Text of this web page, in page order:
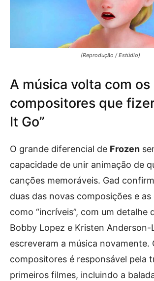
(Reprodução / Estúdio)
A música volta com os
compositores que
It Go”
O grande diferencial de Frozen
capacidade de unir animação de
canções memoráveis. Gad
duas das novas composições e as
como “incríveis”, com um detalhe
Bobby Lopez e Kristen Anderson-
escreveram a música novamente.
compositores é responsável pela
primeiros filmes, incluindo a